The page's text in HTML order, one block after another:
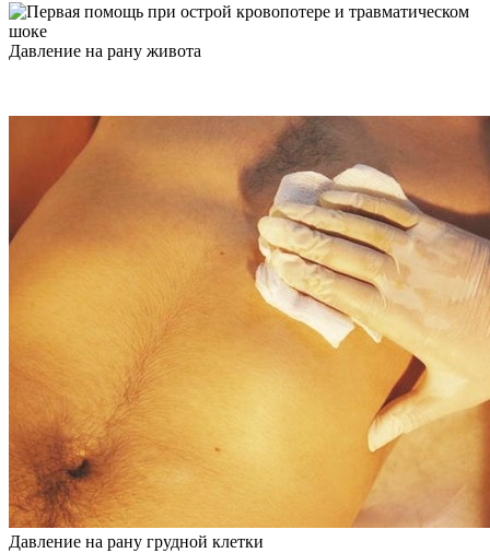
Давление на рану живота
Давление на рану грудной клетки